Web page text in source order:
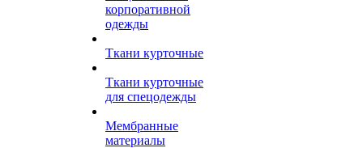
корпоративной
одежды
Ткани курточные
Ткани курточные
для спецодежды
Мембранные
материалы